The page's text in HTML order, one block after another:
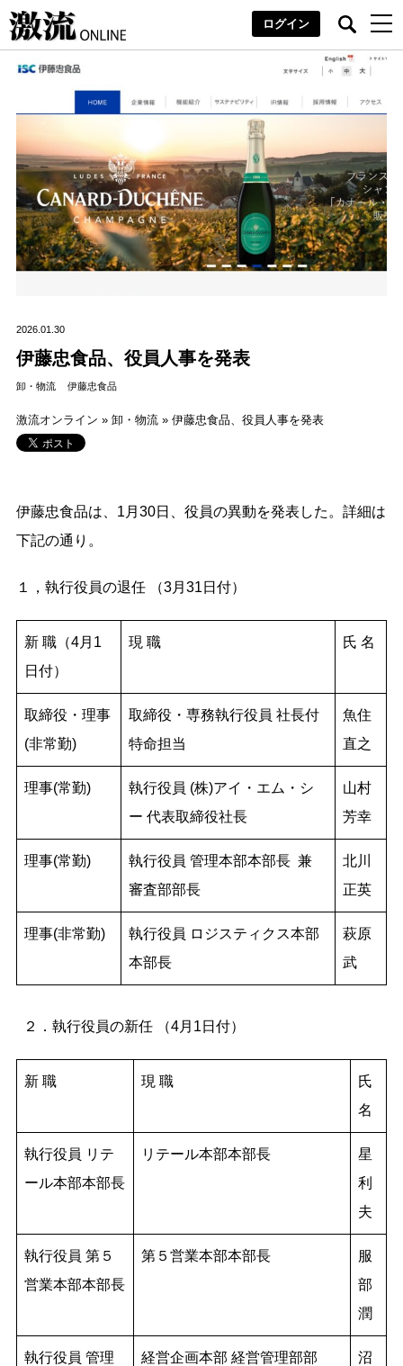
ログイン
2026.01.30
伊藤忠食品、役員人事を発表
卸・物流 伊藤忠食品
激流オンライン » 卸・物流» 伊藤忠食品、役員人事を発表
伊藤忠食品は、1月30日、役員の異動を発表した。詳細は
下記の通り。
１，執行役員の退任 （3月31日付）
新 職（4月1
日付）
現 職 氏 名
取締役・理事
(非常勤)
取締役・専務執行役員 社長付
特命担当
魚住
直之
理事(常勤)
執行役員 (株)アイ・エム・シ
ー 代表取締役社長
山村
芳幸
理事(常勤)
執行役員 管理本部本部長 兼
審査部部長
北川
正英
理事(非常勤)
執行役員 ロジスティクス本部
本部長
萩原
武
２．執行役員の新任 （4月1日付）
新 職 現 職
氏
名
執行役員 リテ
ール本部本部長
リテール本部本部長
星
利
夫
執行役員 第５
営業本部本部長
第５営業本部本部長
服
部
潤
執行役員 管理
経営企画本部 経営管理部部
沼